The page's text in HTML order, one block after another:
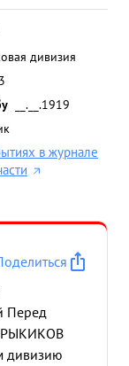
дивизия
__.__.1919
в журнале
Перед
РЫКИКОВ
дивизию